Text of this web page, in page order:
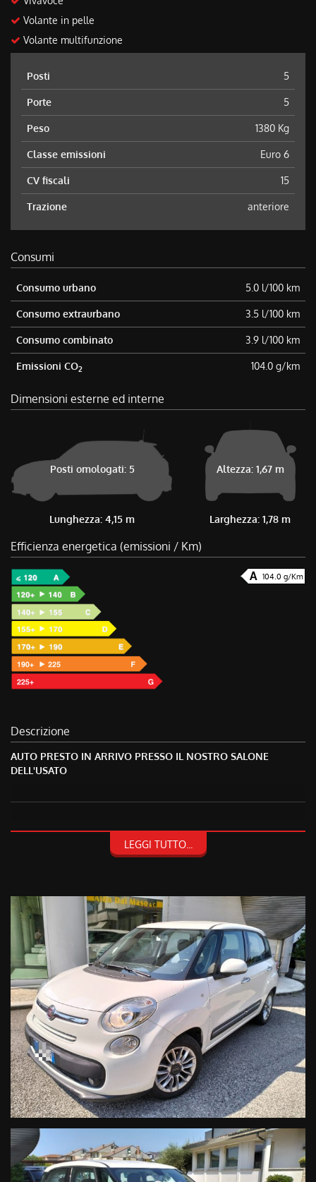
Volante in pelle
Volante multifunzione
Posti 5
Porte 5
Peso 1380 Kg
Classe emissioni Euro 6
CV fiscali 15
Trazione anteriore
Consumi
Consumo urbano 5.0 l/100 km
Consumo extraurbano 3.5 l/100 km
Consumo combinato 3.9 l/100 km
Emissioni CO2 104.0 g/km
Dimensioni esterne ed interne
Posti omologati: 5
Lunghezza: 4,15 m
Altezza: 1,67 m
Larghezza: 1,78 m
Efficienza energetica (emissioni / Km)
104.0 g/Km
Descrizione
AUTO PRESTO IN ARRIVO PRESSO IL NOSTRO SALONE
DELL'USATO
NON HAI TROVATO CIO' CHE CERCHI? CONTATTACI O PASSA A
FACCIAMO PRESENTE, CHE AL FINE DI EVITARE SPIACEVOLI
INCONVENIENTI, E' SEMPRE BENE ACCERTARSI
TELEFONICAMENTE DELLA DISPONIBILITA' E DELLA
CORRETTEZZA DEI DATI INSERITI NEGLI ANNUNCI. GRAZIE.
PER CONOSCERE E RIMANERE AL PASSO CON TUTTE LE
NOSTRE OFFERTE SU VEICOLI USATI E NUOVI VISITATE IL
NOSTRO SITO!
WWW.AUTODALMASO.IT
LEGGI TUTTO...